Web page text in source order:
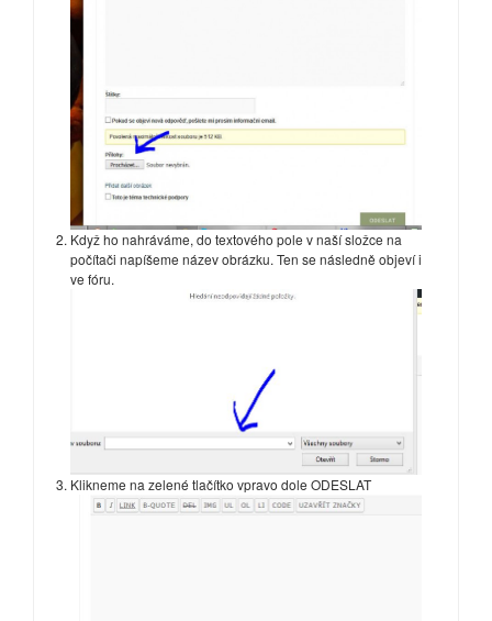
Když ho nahráváme, do textového pole v naší složce na
počítači napíšeme název obrázku. Ten se následně objeví i
ve fóru.
Klikneme na zelené tlačítko vpravo dole ODESLAT